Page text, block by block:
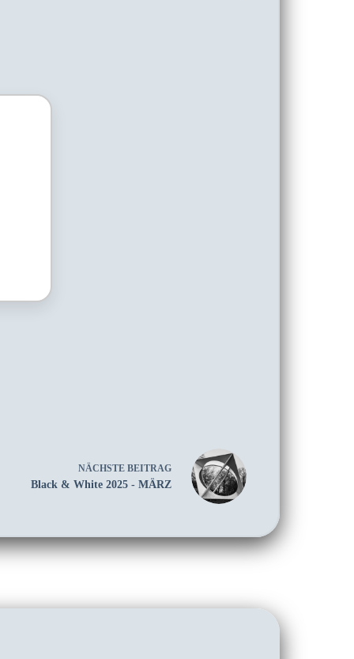
NÄCHSTEBEITRAG
Black & White 2025 - MÄRZ